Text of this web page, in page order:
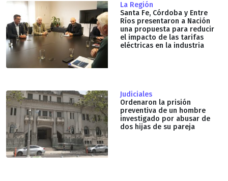
La Región
Santa Fe, Córdoba y Entre
Ríos presentaron a Nación
una propuesta para reducir
el impacto de las tarifas
eléctricas en la industria
Judiciales
Ordenaron la prisión
preventiva de un hombre
investigado por abusar de
dos hijas de su pareja